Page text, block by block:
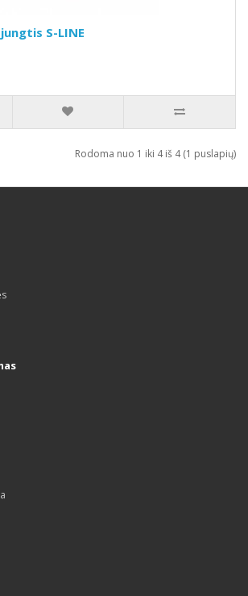
S-LINE
Rodoma nuo 1 iki 4 iš 4 (1 puslapių)